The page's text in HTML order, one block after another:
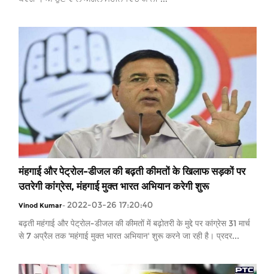
मंहगाई और पेट्रोल-डीजल की बढ़ती कीमतों के खिलाफ सड़कों पर
उतरेगी कांग्रेस, मंहगाई मुक्त भारत अभियान करेगी शुरू
Vinod Kumar- 2022-03-26 17:20:40
बढ़ती महंगाई और पेट्रोल-डीजल की कीमतों में बढ़ोतरी के मुद्दे पर कांग्रेस 31 मार्च
से 7 अप्रैल तक 'महंगाई मुक्त भारत अभियान' शुरू करने जा रही है। प्रदर...